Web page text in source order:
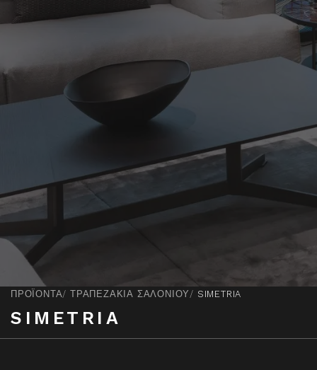
ΠΡΟΪΌΝΤΑ ΤΡΑΠΕΖΑΚΙΑ ΣΑΛΟΝΙΟΥ SIMETRIA
SIMETRIA